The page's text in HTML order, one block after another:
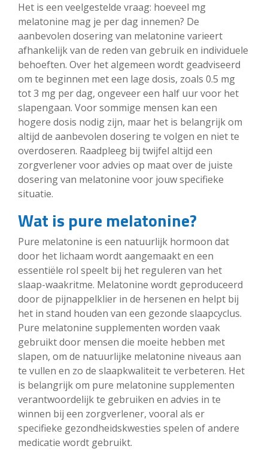
Het is een veelgestelde vraag: hoeveel mg
melatonine mag je per dag innemen? De
aanbevolen dosering van melatonine varieert
afhankelijk van de reden van gebruik en individuele
behoeften. Over het algemeen wordt geadviseerd
om te beginnen met een lage dosis, zoals 0.5 mg
tot 3 mg per dag, ongeveer een half uur voor het
slapengaan. Voor sommige mensen kan een
hogere dosis nodig zijn, maar het is belangrijk om
altijd de aanbevolen dosering te volgen en niet te
overdoseren. Raadpleeg bij twijfel altijd een
zorgverlener voor advies op maat over de juiste
dosering van melatonine voor jouw specifieke
situatie.
Wat is pure melatonine?
Pure melatonine is een natuurlijk hormoon dat
door het lichaam wordt aangemaakt en een
essentiële rol speelt bij het reguleren van het
slaap-waakritme. Melatonine wordt geproduceerd
door de pijnappelklier in de hersenen en helpt bij
het in stand houden van een gezonde slaapcyclus.
Pure melatonine supplementen worden vaak
gebruikt door mensen die moeite hebben met
slapen, om de natuurlijke melatonine niveaus aan
te vullen en zo de slaapkwaliteit te verbeteren. Het
is belangrijk om pure melatonine supplementen
verantwoordelijk te gebruiken en advies in te
winnen bij een zorgverlener, vooral als er
specifieke gezondheidskwesties spelen of andere
medicatie wordt gebruikt.